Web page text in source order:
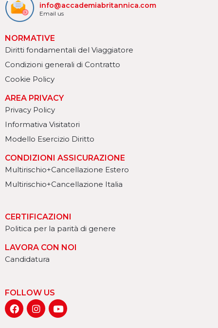
info@accademiabritannica.com
Email us
NORMATIVE
Diritti fondamentali del Viaggiatore
Condizioni generali di Contratto
Cookie Policy
AREA PRIVACY
Privacy Policy
Informativa Visitatori
Modello Esercizio Diritto
CONDIZIONI ASSICURAZIONE
Multirischio+Cancellazione Estero
Multirischio+Cancellazione Italia
CERTIFICAZIONI
Politica per la parità di genere
LAVORA CON NOI
Candidatura
FOLLOW US